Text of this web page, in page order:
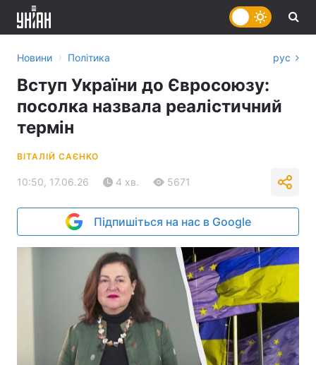
Новини › Політика рус
Вступ України до Євросоюзу:
посолка назвала реалістичний
термін
ВІТАЛІЙ САЄНКО
10:50, 17.06.26 4 хв. 5671
Підпишіться на нас в Google